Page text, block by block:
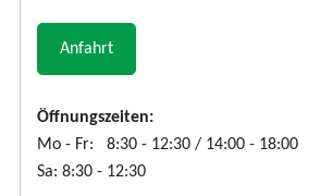
Anfahrt
Öffnungszeiten:
Mo - Fr: 8:30 - 12:30 / 14:00 - 18:00
Sa: 8:30 - 12:30